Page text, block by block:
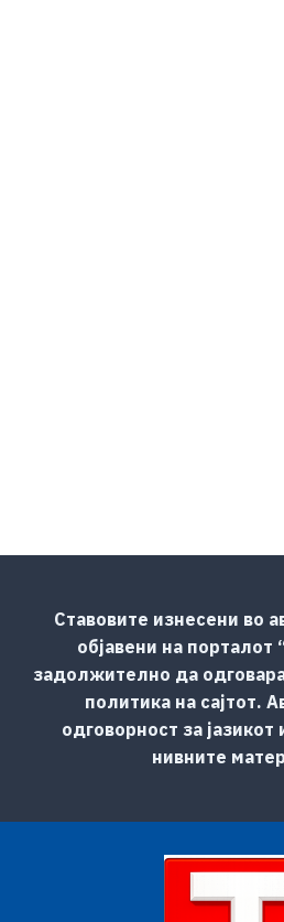
Ставовите изнесени во
објавени на порталот
задолжително да
политика на сајтот.
одговорност за
нивните